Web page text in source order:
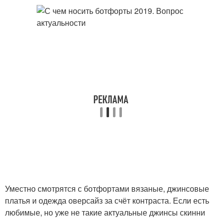
Уместно смотрятся с ботфортами вязаные, джинсовые
платья и одежда оверсайз за счёт контраста. Если есть
любимые, но уже не такие актуальные джинсы скинни